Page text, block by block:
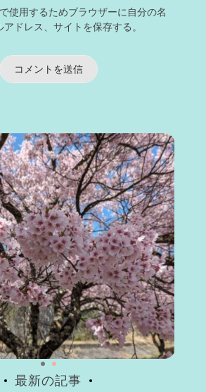
使用するためブラウザーに自分の名
ドレス、サイトを保存する。
最新の記事